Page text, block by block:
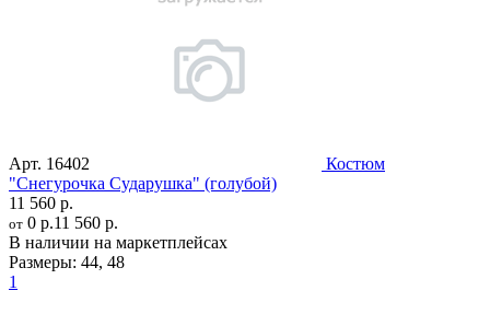
Арт. 16402
Костюм
"Снегурочка Сударушка" (голубой)
11 560 р.
от 0 р.11 560 р.
В наличии на маркетплейсах
Размеры: 44, 48
1